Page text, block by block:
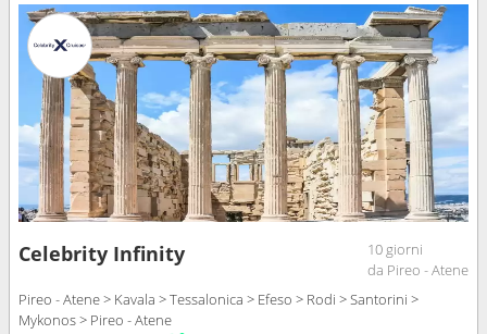
Celebrity Infinity
10 giorni
da Pireo - Atene
Pireo - Atene > Kavala > Tessalonica > Efeso > Rodi > Santorini >
Mykonos > Pireo - Atene